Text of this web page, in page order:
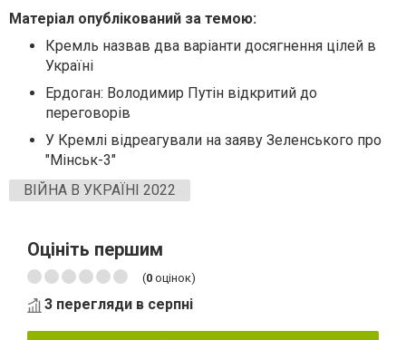
Матеріал опублікований за темою:
Кремль назвав два варіанти досягнення цілей в
Україні
Ердоган: Володимир Путін відкритий до
переговорів
У Кремлі відреагували на заяву Зеленського про
"Мінськ-3"
ВІЙНА В УКРАЇНІ 2022
Оцініть першим
(0 оцінок)
3 перегляди в серпні